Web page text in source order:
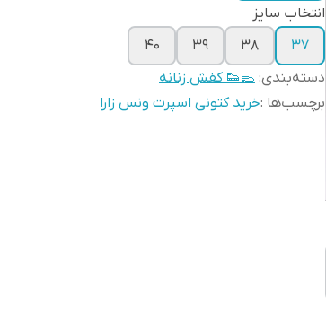
انتخاب سایز
37
38
39
40
دسته‌بندی: 🥿👟 کفش زنانه
برچسب‌ها :خرید کتونی اسپرت ونس زارا